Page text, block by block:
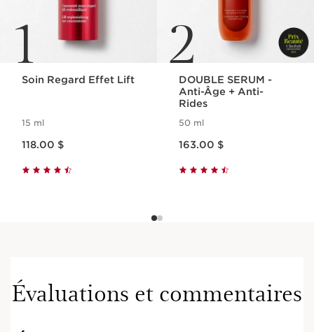
1
Soin Regard Effet Lift
15 ml
118.00 $
2
DOUBLE SERUM -
Anti-Âge + Anti-
Rides
50 ml
163.00 $
Évaluations et commentaires